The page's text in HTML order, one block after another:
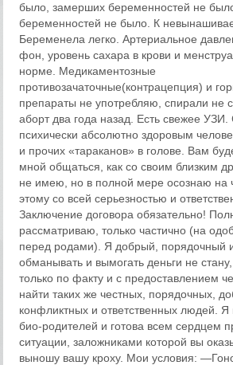
было, замерших беременностей не
беременностей не было. К
Беременела легко. Артериальное
фон, уровень сахара в крови и
норме. Медикаментозные
противозачаточные(контрацепция) и
препараты не употребляю, спирали не
аборт два года назад. Есть свежее
психически абсолютно здоровым
и прочих «тараканов» в голове. Вам
мной общаться, как со своим близким
не имею, но в полной мере осознаю на
этому со всей серьезностью и
Заключение договора обязательно!
рассматриваю, только частично (на
перед родами). Я добрый, порядочный и
обманывать и вымогать деньги не
только по факту и с предоставлением
найти таких же честных, порядочных,
конфликтных и ответственных людей.
био-родителей и готова всем сердцем
ситуации, заложниками которой вы
выношу вашу кроху. Мои условия: